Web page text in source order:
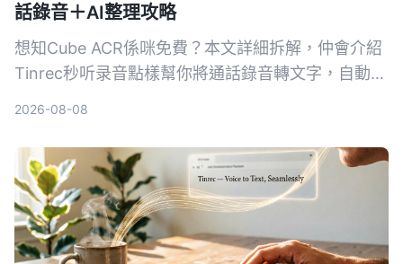
話錄音＋AI整理攻略
想知Cube ACR係咪免費？本文詳細拆解，仲會介紹
Tinrec秒听录音點樣幫你將通話錄音轉文字，自動出
2026-08-08